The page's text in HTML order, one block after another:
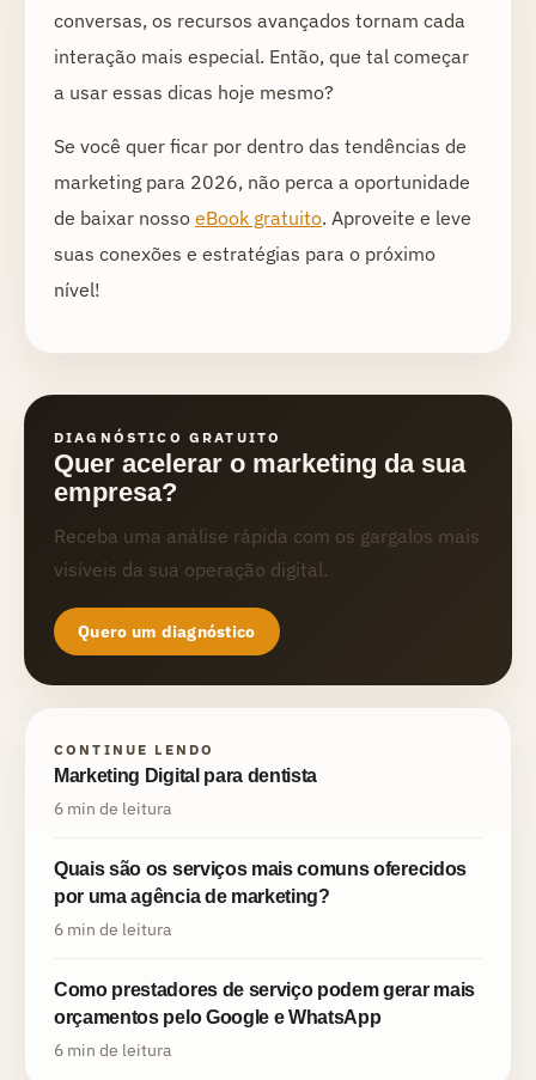
conversas, os recursos avançados tornam cada
interação mais especial. Então, que tal começar
a usar essas dicas hoje mesmo?
Se você quer ficar por dentro das tendências de
marketing para 2026, não perca a oportunidade
de baixar nossoeBook gratuito. Aproveite e leve
suas conexões e estratégias para o próximo
nível!
DIAGNÓSTICO GRATUITO
Quer acelerar o marketing da sua
empresa?
Receba uma análise rápida com os gargalos mais
visíveis da sua operação digital.
Quero um diagnóstico
CONTINUE LENDO
Marketing Digital para dentista
6 min de leitura
Quais são os serviços mais comuns oferecidos
por uma agência de marketing?
6 min de leitura
Como prestadores de serviço podem gerar mais
orçamentos pelo Google e WhatsApp
6 min de leitura